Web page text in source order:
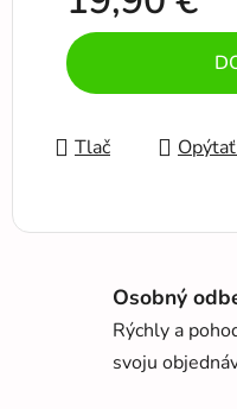
Jednotková cena:
Tlač
Osobný
Rýchly a
svoju